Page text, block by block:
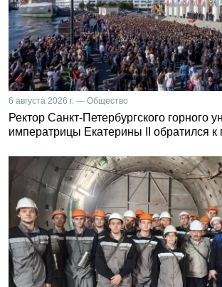
6 августа 2026 г. — Общество
Ректор Санкт-Петербургского горного
императрицы Екатерины II обратился к